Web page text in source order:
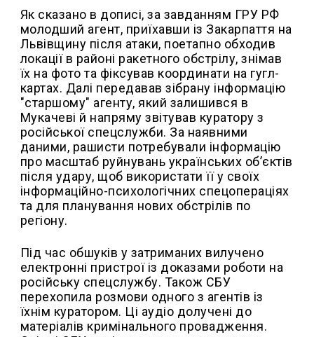
Як сказано в дописі, за завданням ГРУ РФ
молодший агент, приїхавши із Закарпаття на
Львівщину після атаки, поетапно обходив
локації в районі ракетного обстрілу, знімав
їх на фото та фіксував координати на гугл-
картах. Далі передавав зібрану інформацію
"старшому" агенту, який залишився в
Мукачеві й напряму звітував куратору з
російської спецслужби. За наявними
даними, рашисти потребували інформацію
про масштаб руйнувань українських об’єктів
після удару, щоб використати її у своїх
інформаційно-психологічних спецопераціях
та для планування нових обстрілів по
регіону.
Під час обшуків у затриманих вилучено
електронні пристрої із доказами роботи на
російську спецслужбу. Також СБУ
перехопила розмови одного з агентів із
їхнім куратором. Ці аудіо долучені до
матеріалів кримінального провадження.